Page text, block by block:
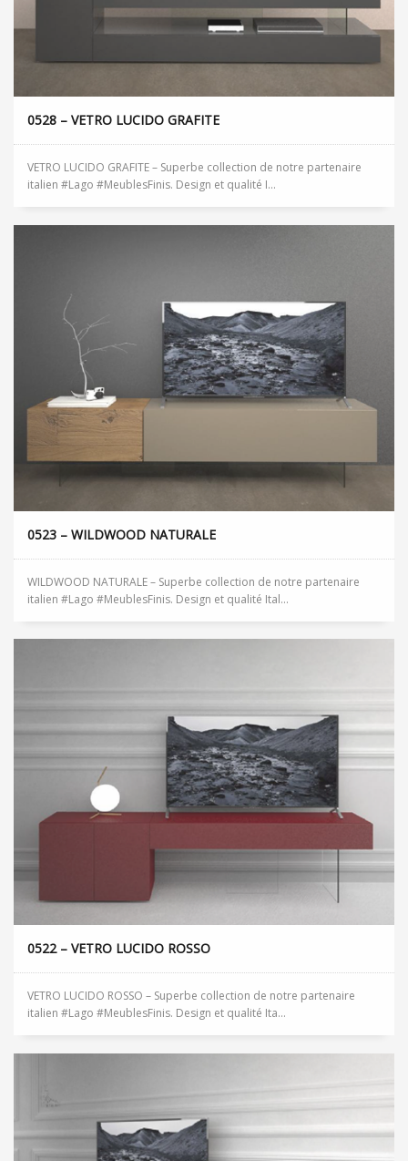
0528 – VETRO LUCIDO GRAFITE
VETRO LUCIDO GRAFITE – Superbe collection de notre partenaire
italien #Lago #MeublesFinis. Design et qualité I...
0523 – WILDWOOD NATURALE
WILDWOOD NATURALE – Superbe collection de notre partenaire
italien #Lago #MeublesFinis. Design et qualité Ital...
0522 – VETRO LUCIDO ROSSO
VETRO LUCIDO ROSSO – Superbe collection de notre partenaire
italien #Lago #MeublesFinis. Design et qualité Ita...